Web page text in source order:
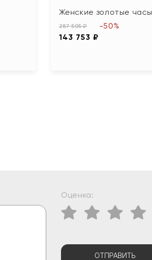
Женские золотые часы
287 505 ₽
143 753 ₽
-50%
Оценка:
ОТПРАВИТЬ